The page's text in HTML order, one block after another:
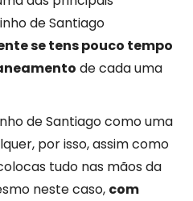
de Santiago
se tens pouco tempo
de cada uma
de Santiago como uma
por isso, assim como
tudo nas mãos da
neste caso, com